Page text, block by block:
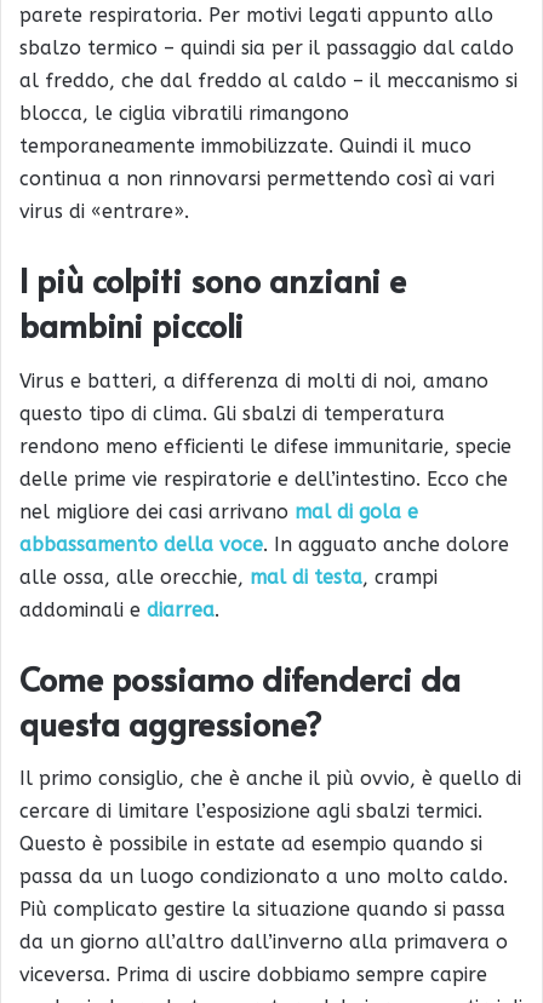
parete respiratoria. Per motivi legati appunto allo
sbalzo termico – quindi sia per il passaggio dal caldo
al freddo, che dal freddo al caldo – il meccanismo si
blocca, le ciglia vibratili rimangono
temporaneamente immobilizzate. Quindi il muco
continua a non rinnovarsi permettendo così ai vari
virus di «entrare».
I più colpiti sono anziani e
bambini piccoli
Virus e batteri, a differenza di molti di noi, amano
questo tipo di clima. Gli sbalzi di temperatura
rendono meno efficienti le difese immunitarie, specie
delle prime vie respiratorie e dell’intestino. Ecco che
nel migliore dei casi arrivano mal di gola e
abbassamento della voce. In agguato anche dolore
alle ossa, alle orecchie, mal di testa, crampi
addominali e diarrea.
Come possiamo difenderci da
questa aggressione?
Il primo consiglio, che è anche il più ovvio, è quello di
cercare di limitare l’esposizione agli sbalzi termici.
Questo è possibile in estate ad esempio quando si
passa da un luogo condizionato a uno molto caldo.
Più complicato gestire la situazione quando si passa
da un giorno all’altro dall’inverno alla primavera o
viceversa. Prima di uscire dobbiamo sempre capire